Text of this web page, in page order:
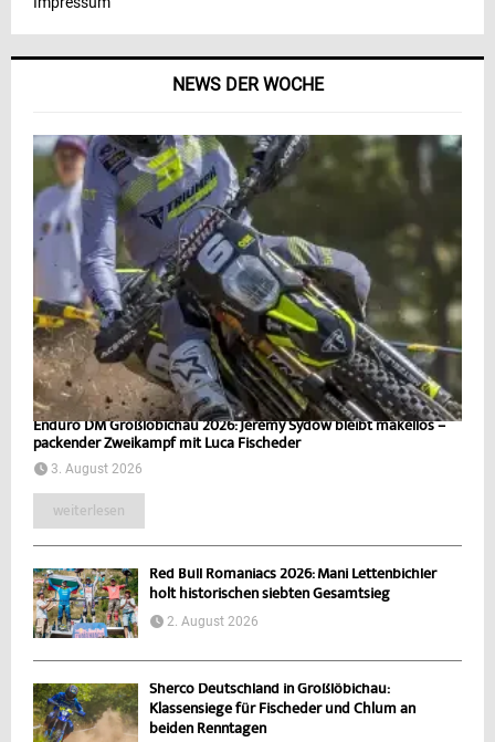
NEWS DER WOCHE
Enduro DM Großlöbichau 2026: Jeremy Sydow bleibt makellos –
packender Zweikampf mit Luca Fischeder
3. August 2026
weiterlesen
Red Bull Romaniacs 2026: Mani Lettenbichler
holt historischen siebten Gesamtsieg
2. August 2026
Sherco Deutschland in Großlöbichau:
Klassensiege für Fischeder und Chlum an
beiden Renntagen